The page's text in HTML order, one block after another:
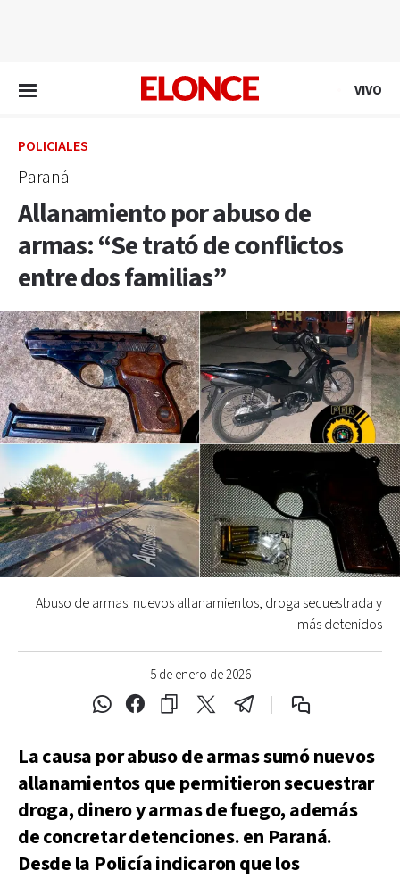
VIVO
POLICIALES
Paraná
Allanamiento por abuso de
armas: “Se trató de conflictos
entre dos familias”
5 de enero de 2026
Abuso de armas: nuevos allanamientos, droga secuestrada y
más detenidos
La causa por abuso de armas sumó nuevos
allanamientos que permitieron secuestrar
droga, dinero y armas de fuego, además
de concretar detenciones. en Paraná.
Desde la Policía indicaron que los